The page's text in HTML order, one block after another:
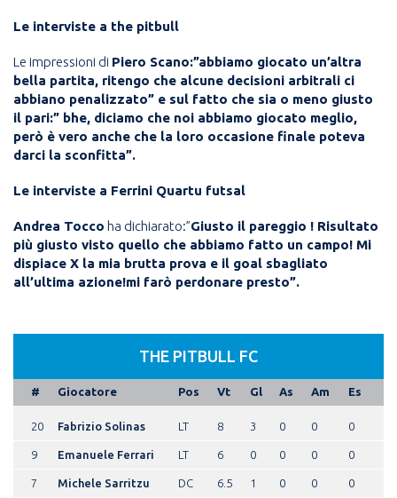
Le interviste a the pitbull
Le impressioni di Piero Scano:”abbiamo giocato un’altra
bella partita, ritengo che alcune decisioni arbitrali ci
abbiano penalizzato” e sul fatto che sia o meno giusto
il pari:” bhe, diciamo che noi abbiamo giocato meglio,
però è vero anche che la loro occasione finale poteva
darci la sconfitta”.
Le interviste a Ferrini Quartu futsal
Andrea Tocco ha dichiarato:”Giusto il pareggio ! Risultato
più giusto visto quello che abbiamo fatto un campo! Mi
dispiace X la mia brutta prova e il goal sbagliato
all’ultima azione!mi farò perdonare presto”.
THE PITBULL FC
# Giocatore Pos Vt Gl As Am Es
20 Fabrizio Solinas LT 8 3 0 0 0
9 Emanuele Ferrari LT 6 0 0 0 0
7 Michele Sarritzu DC 6.5 1 0 0 0